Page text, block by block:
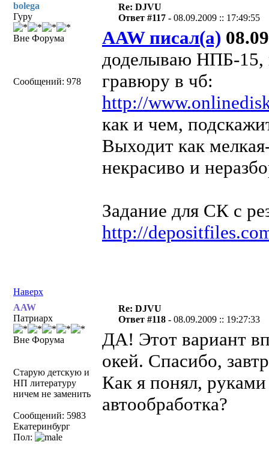
bolega
Гуру
Вне Форума
Сообщений: 978
Re: DJVU
Ответ #117 -08.09.2009 :: 17:49:55
AAW писал(а)
доделываю НПБ-15,
гравюру в чб:
http://
как и чем,
Выходит как
некрасиво и
Задание для СК с
http://
Наверх
AAW
Патриарх
Вне Форума
Старую детскую и
НП литературу
ничем не заменить
Сообщений: 5983
Екатеринбург
Пол:
Re: DJVU
Ответ #118 -08.09.2009 :: 19:27:33
ДА! Этот вариант
окей. Спасибо,
Как я понял,
автообработка?